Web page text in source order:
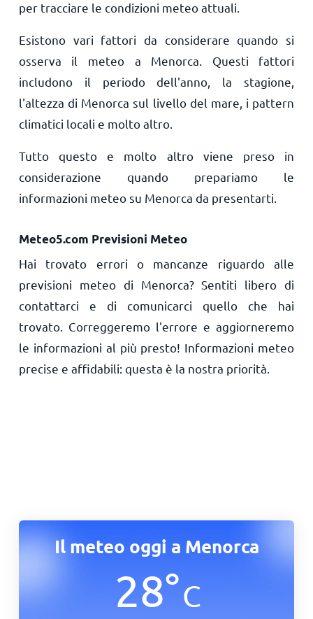
per tracciare le condizioni meteo attuali.
Esistono vari fattori da considerare quando si
osserva il meteo a Menorca. Questi fattori
includono il periodo dell'anno, la stagione,
l'altezza di Menorca sul livello del mare, i pattern
climatici locali e molto altro.
Tutto questo e molto altro viene preso in
considerazione quando prepariamo le
informazioni meteo su Menorca da presentarti.
Meteo5.com Previsioni Meteo
Hai trovato errori o mancanze riguardo alle
previsioni meteo di Menorca? Sentiti libero di
contattarci e di comunicarci quello che hai
trovato. Correggeremo l'errore e aggiorneremo
le informazioni al più presto! Informazioni meteo
precise e affidabili: questa è la nostra priorità.
Il meteo oggi a Menorca
28°C